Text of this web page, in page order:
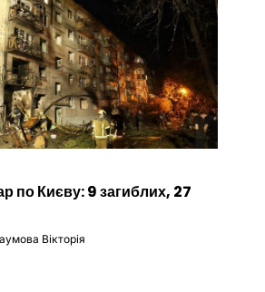
по Києву: 9 загиблих, 27
Вікторія